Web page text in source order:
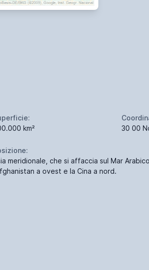
km²
30 00
meridionale, che si affaccia sul Mar
a ovest e la Cina a nord.